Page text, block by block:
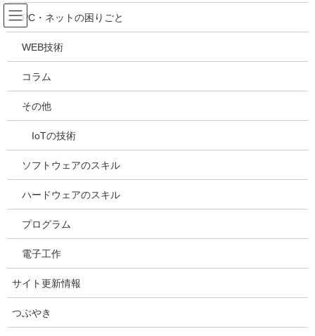
コ
ン
テ
ツ
ス
ッ
ナ
ビ
ゲ
シ
ン
移
吉川万能ＩＴ研究所
メディア
HOME
2022年8月17日
20220817184615
PC・ネットの困りごと
WEB技術
コラム
その他
IoTの技術
ソフトウェアのスキル
ハードウェアのスキル
プログラム
電子工作
サイト更新情報
つぶやき